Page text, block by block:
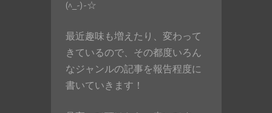
(^_-)-☆
最近趣味も増えたり、変わって
きているので、その都度いろん
なジャンルの記事を報告程度に
書いていきます！